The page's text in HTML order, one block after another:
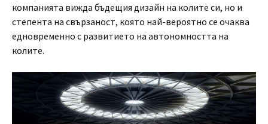
компанията вижда бъдещия дизайн на колите си, но и
степента на свързаност, която най-вероятно се очаква
едновременно с развитието на автономността на
колите.